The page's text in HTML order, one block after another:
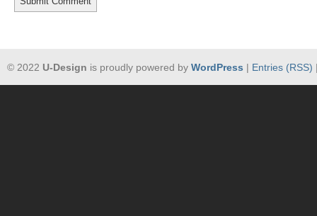
© 2022 U-Design is proudly powered by WordPress | Entries (RSS)